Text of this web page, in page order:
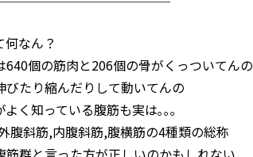
何なん？
640個の筋肉と206個の骨がくっついてんの
びたり縮んだりして動いてんの
よく知っている腹筋も実は｡｡｡
腹斜筋,内腹斜筋,腹横筋の4種類の総称